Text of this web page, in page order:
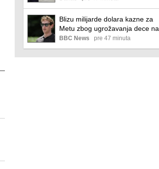
učenik
Blizu milijarde dolara kazne za
Metu zbog ugrožavanja dece na
internetu
BBC News pre 47 minuta